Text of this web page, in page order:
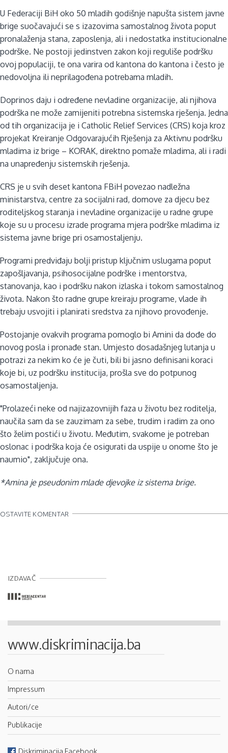
U Federaciji BiH oko 50 mladih godišnje napušta sistem javne
brige suočavajući se s izazovima samostalnog života poput
pronalaženja stana, zaposlenja, ali i nedostatka institucionalne
podrške. Ne postoji jedinstven zakon koji reguliše podršku
ovoj populaciji, te ona varira od kantona do kantona i često je
nedovoljna ili neprilagođena potrebama mladih.
Doprinos daju i određene nevladine organizacije, ali njihova
podrška ne može zamijeniti potrebna sistemska rješenja. Jedna
od tih organizacija je i Catholic Relief Services (CRS) koja kroz
projekat Kreiranje Odgovarajućih Rješenja za Aktivnu podršku
mladima iz brige – KORAK, direktno pomaže mladima, ali i radi
na unapređenju sistemskih rješenja.
CRS je u svih deset kantona FBiH povezao nadležna
ministarstva, centre za socijalni rad, domove za djecu bez
roditeljskog staranja i nevladine organizacije u radne grupe
koje su u procesu izrade programa mjera podrške mladima iz
sistema javne brige pri osamostaljenju.
Programi predviđaju bolji pristup ključnim uslugama poput
zapošljavanja, psihosocijalne podrške i mentorstva,
stanovanja, kao i podršku nakon izlaska i tokom samostalnog
života. Nakon što radne grupe kreiraju programe, vlade ih
trebaju usvojiti i planirati sredstva za njihovo provođenje.
Postojanje ovakvih programa pomoglo bi Amini da dođe do
novog posla i pronađe stan. Umjesto dosadašnjeg lutanja u
potrazi za nekim ko će je čuti, bili bi jasno definisani koraci
koje bi, uz podršku institucija, prošla sve do potpunog
osamostaljenja.
"Prolazeći neke od najizazovnijih faza u životu bez roditelja,
naučila sam da se zauzimam za sebe, trudim i radim za ono
što želim postići u životu. Međutim, svakome je potreban
oslonac i podrška koja će osigurati da uspije u onome što je
naumio", zaključuje ona.
*Amina je pseudonim mlade djevojke iz sistema brige.
OSTAVITE KOMENTAR
IZDAVAČ
www.diskriminacija.ba
O nama
Impressum
Autori/ce
Publikacije
Diskriminacija Facebook